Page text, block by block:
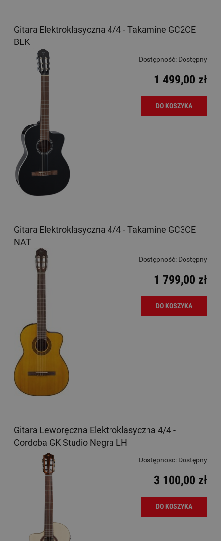
Gitara Elektroklasyczna 4/4 - Takamine GC2CE
BLK
Dostępność: Dostępny
1 499,00 zł
DO KOSZYKA
Gitara Elektroklasyczna 4/4 - Takamine GC3CE
NAT
Dostępność: Dostępny
1 799,00 zł
DO KOSZYKA
Gitara Leworęczna Elektroklasyczna 4/4 -
Cordoba GK Studio Negra LH
Dostępność: Dostępny
3 100,00 zł
DO KOSZYKA